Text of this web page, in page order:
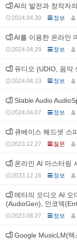
AI의 발전과 창작자
2024.04.30 정보
AI를 이용한 온라인
2024.04.29 정보
유디오 (UDIO, 음악
2024.04.13 정보
Stable Audio
2024.04.07 정보
큐베이스 헤드셋 스
2023.12.27 질문
온라인 AI 마스터링
2023.12.16 정보
메타의 오디오 AI 오
(AudioGen), 인코덱
2023.08.27 정보
Google MusicLM(